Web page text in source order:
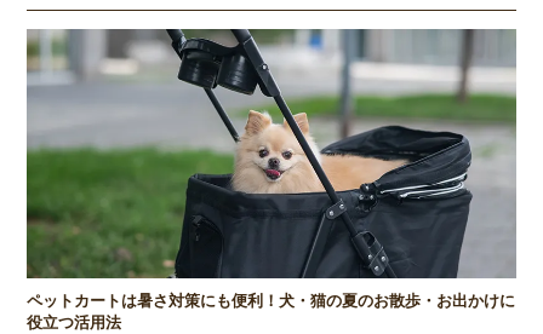
ペットカートは暑さ対策にも便利！犬・猫の夏のお散歩・お出かけに
役立つ活用法